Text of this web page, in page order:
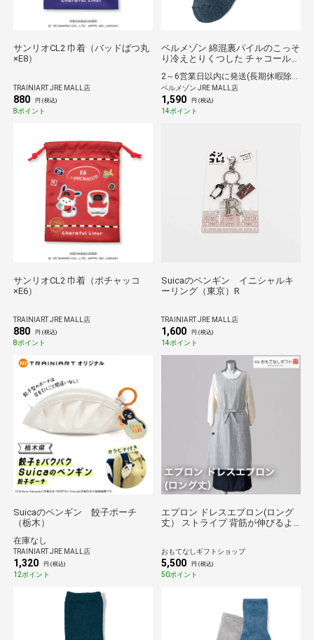
サンリオCL2 巾着（バッドばつ丸
×E8）
TRAINIART JRE MALL店
880 円 (税込)
8ポイント
ベルメゾン 綿混裏パイルのこっそ
り冷えとりくつした チャコールグ
2～6営業日以内に発送(長期休暇除く)
ベルメゾン JRE MALL店
1,590 円 (税込)
14ポイント
サンリオCL2 巾着（ポチャッコ
×E6）
TRAINIART JRE MALL店
880 円 (税込)
8ポイント
Suicaのペンギン イニシャルキ
ーリング（東京）R
TRAINIART JRE MALL店
1,600 円 (税込)
14ポイント
Suicaのペンギン 餃子ポーチ
（栃木）
在庫なし
TRAINIART JRE MALL店
1,320 円 (税込)
12ポイント
エプロン ドレスエプロン(ロング
丈） ストライプ 背筋が伸びるよ
おもてなしギフトショップ
5,500 円 (税込)
50ポイント